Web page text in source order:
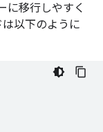
に移行しやすく
以下のように